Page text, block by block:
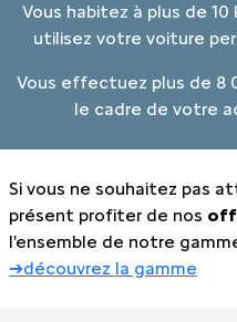
Vous habitez à plus de
utilisez votre voiture
Vous effectuez plus de 8
le cadre de votre
Si vous ne souhaitez pas
présent profiter de nos
l'ensemble de notre
➔découvrez la gamme